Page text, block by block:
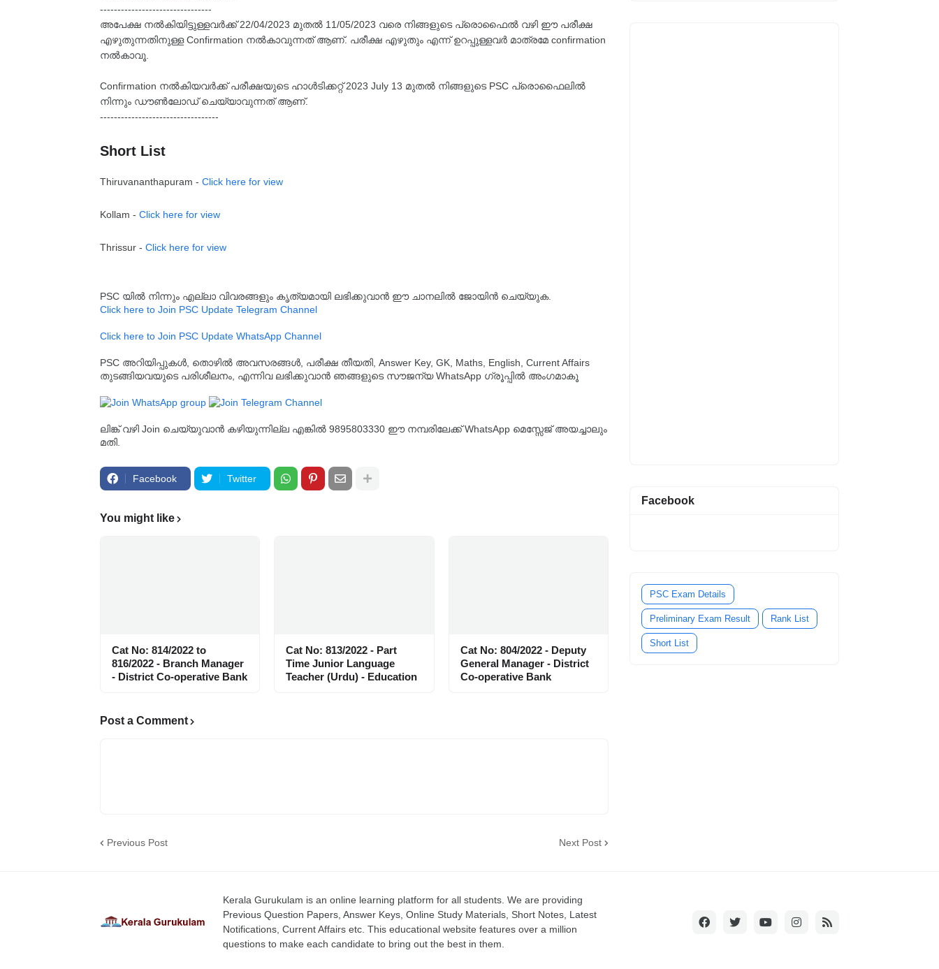
--------------------------------
അപേക്ഷ നൽകിയിട്ടുള്ളവർക്ക് 22/04/2023 മുതൽ 11/05/2023 വരെ നിങ്ങളുടെ പ്രൊഫൈൽ വഴി ഈ പരീക്ഷ
എഴുതുന്നതിനുള്ള Confirmation നൽകാവുന്നത് ആണ്. പരീക്ഷ എഴുതും എന്ന് ഉറപ്പുള്ളവർ മാത്രമേ confirmation
നൽകാവൂ.
Confirmation നൽകിയവർക്ക് പരീക്ഷയുടെ ഹാൾടിക്കറ്റ് 2023 July 13 മുതൽ നിങ്ങളുടെ PSC പ്രൊഫൈലിൽ
നിന്നും ഡൗൺലോഡ് ചെയ്യാവുന്നത് ആണ്.
----------------------------------
Short List
Thiruvananthapuram - Click here for view
Kollam - Click here for view
Thrissur - Click here for view
PSC യിൽ നിന്നും എല്ലാ വിവരങ്ങളും കൃത്യമായി ലഭിക്കുവാൻ ഈ ചാനലിൽ ജോയിൻ ചെയ്യുക.
Click here to Join PSC Update Telegram Channel
Click here to Join PSC Update WhatsApp Channel
PSC അറിയിപ്പുകൾ, തൊഴിൽ അവസരങ്ങൾ, പരീക്ഷ തീയതി, Answer Key, GK, Maths, English, Current Affairs
തുടങ്ങിയവയുടെ പരിശീലനം, എന്നിവ ലഭിക്കുവാൻ ഞങ്ങളുടെ സൗജന്യ WhatsApp ഗ്രൂപ്പിൽ അംഗമാകൂ
ലിങ്ക് വഴി Join ചെയ്യുവാൻ കഴിയുന്നില്ല എങ്കിൽ 9895803330 ഈ നമ്പരിലേക്ക് WhatsApp മെസ്സേജ് അയച്ചാലും
മതി.
Facebook Twitter
You might like
Cat No: 814/2022 to
816/2022 - Branch Manager
- District Co-operative Bank
Cat No: 813/2022 - Part
Time Junior Language
Teacher (Urdu) - Education
Cat No: 804/2022 - Deputy
General Manager - District
Co-operative Bank
Post a Comment
Previous Post Next Post
Facebook
PSC Exam Details
Preliminary Exam Result Rank List
Short List
Kerala Gurukulam is an online learning platform for all students. We are providing
Previous Question Papers, Answer Keys, Online Study Materials, Short Notes, Latest
Notifications, Current Affairs etc. This educational website features over a million
questions to make each candidate to bring out the best in them.